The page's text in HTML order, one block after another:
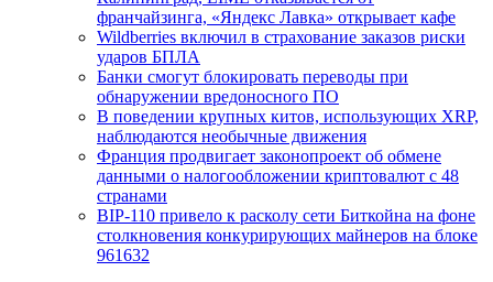
франчайзинга, «Яндекс Лавка» открывает кафе
Wildberries включил в страхование заказов риски
ударов БПЛА
Банки смогут блокировать переводы при
обнаружении вредоносного ПО
В поведении крупных китов, использующих XRP,
наблюдаются необычные движения
Франция продвигает законопроект об обмене
данными о налогообложении криптовалют с 48
странами
BIP-110 привело к расколу сети Биткойна на фоне
столкновения конкурирующих майнеров на блоке
961632